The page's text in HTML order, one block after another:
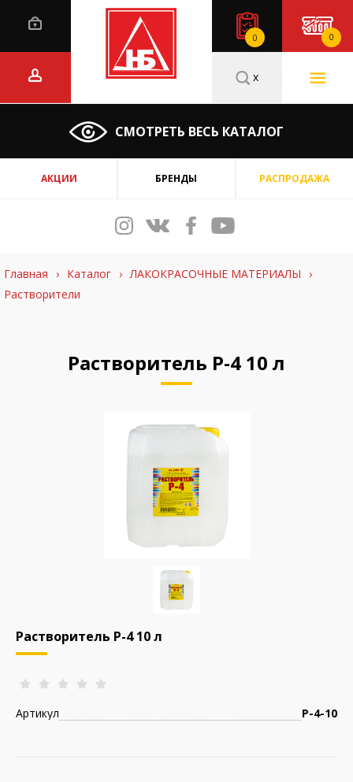
0 0
СМОТРЕТЬ ВЕСЬ КАТАЛОГ
x
АКЦИИ БРЕНДЫ РАСПРОДАЖА
Главная › Каталог › ЛАКОКРАСОЧНЫЕ МАТЕРИАЛЫ
›
Растворители
Растворитель Р-4 10 л
Растворитель Р-4 10 л
Артикул Р-4-10